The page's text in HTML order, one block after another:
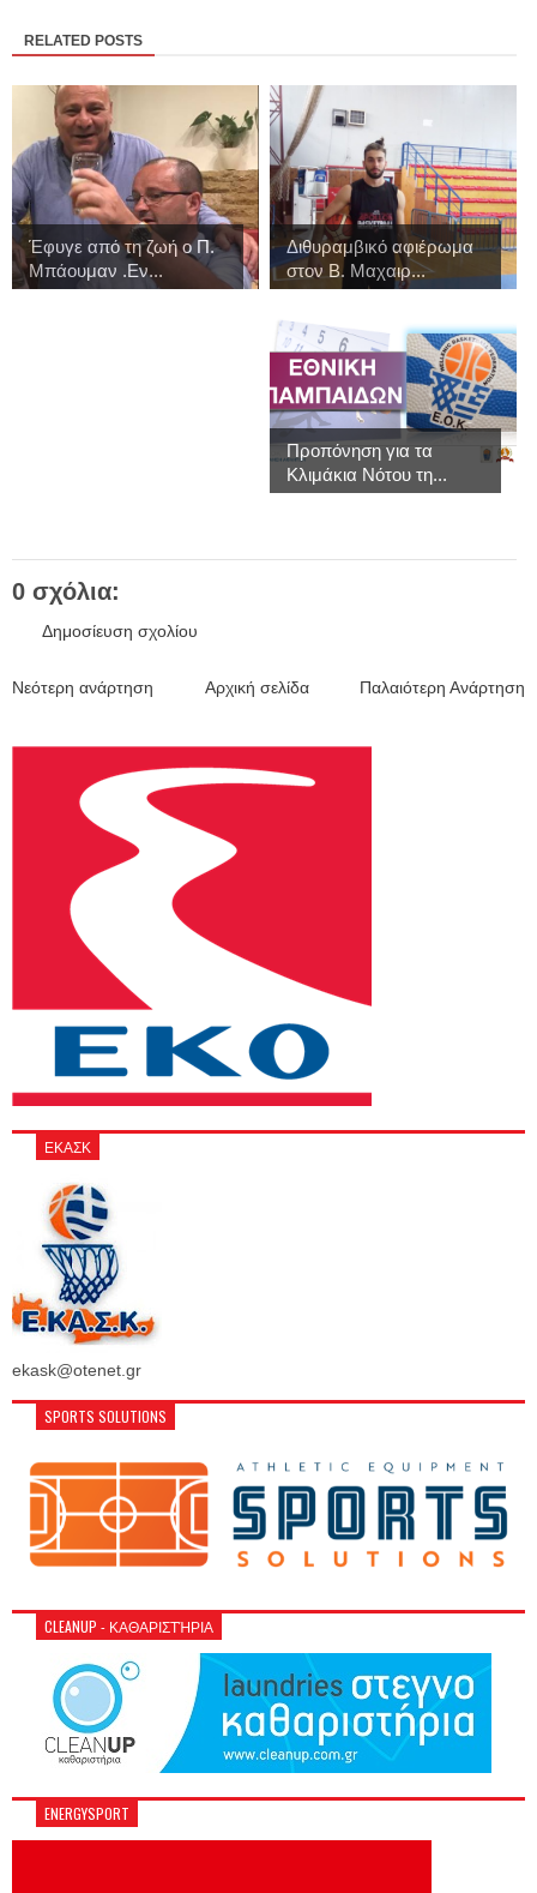
RELATED POSTS
Έφυγε από τη ζωή ο Π.
Μπάουμαν .Εν...
Διθυραμβικό αφιέρωμα
στον Β. Μαχαιρ...
Προπόνηση για τα
Κλιμάκια Νότου τη...
0 σχόλια:
Δημοσίευση σχολίου
Νεότερη ανάρτηση Παλαιότερη Ανάρτηση
Αρχική σελίδα
ΕΚΑΣΚ
ekask@otenet.gr
SPORTS SOLUTIONS
CLEANUP - ΚΑΘΑΡΙΣΤΉΡΙΑ
ENERGYSPORT